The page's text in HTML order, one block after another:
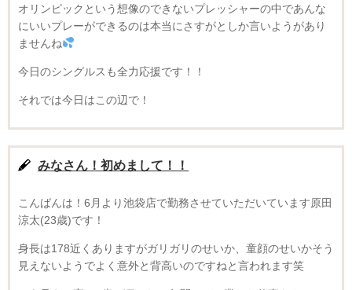
オリンピックという想像のできないプレッシャーの中であんな
にいいプレーができるのは本当にさすがとしか言いようがあり
ませんね
今日のシングルスも全力応援です！！
それでは今日はこの辺で！
みなさん！初めまして！！
こんばんは！6月より池袋店で勤務させていただいています原田
涼太(23歳)です！
身長は178近くありますがガリガリのせいか、童顔のせいかそう
見えないようでよく意外と背高いのですねと言われます笑